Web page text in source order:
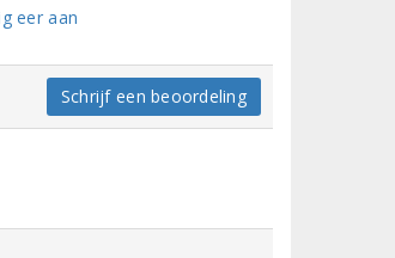
eer aan
Schrijf een beoordeling